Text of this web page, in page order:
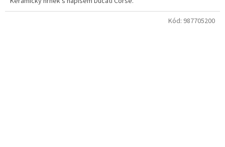
Kód: 987705200